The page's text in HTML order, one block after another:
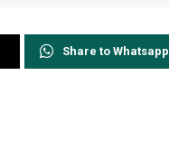
Share to Whatsapp